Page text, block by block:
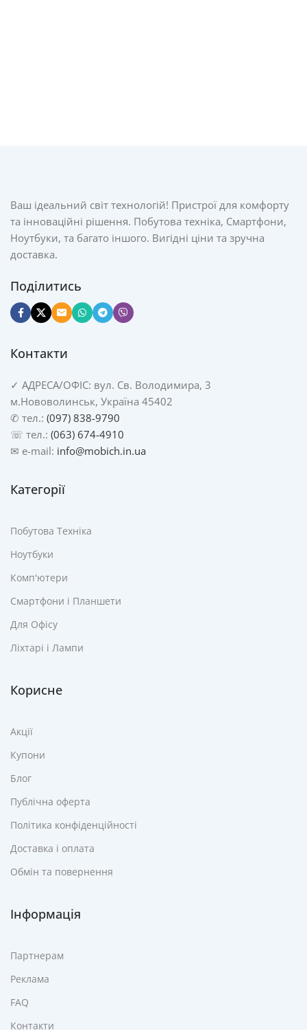
Ваш ідеальний світ технологій! Пристрої для комфорту
та інноваційні рішення. Побутова техніка, Смартфони,
Ноутбуки, та багато іншого. Вигідні ціни та зручна
доставка.
Поділитись
Контакти
✓ АДРЕСА/ОФІС: вул. Св. Володимира, 3
м.Нововолинськ, Україна 45402
✆ тел.: (097) 838-9790
☏ тел.: (063) 674-4910
✉ e-mail: info@mobich.in.ua
Категорії
Побутова Техніка
Ноутбуки
Комп'ютери
Смартфони і Планшети
Для Офісу
Ліхтарі і Лампи
Корисне
Акції
Купони
Блог
Публічна оферта
Політика конфіденційності
Доставка і оплата
Обмін та повернення
Інформація
Партнерам
Реклама
FAQ
Контакти